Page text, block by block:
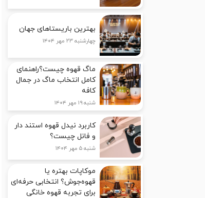
بهترین باریستاهای جهان
چهارشنبه ۲۳ مهر ۱۴۰۴
ماگ قهوه چیست؟راهنمای
کامل انتخاب ماگ در جمال
کافه
شنبه ۱۹ مهر ۱۴۰۴
کاربرد نیدل قهوه استند دار
و فانل چیست؟
شنبه ۵ مهر ۱۴۰۴
موکاپات بهتره یا
قهوه‌جوش؟ انتخابی حرفه‌ای
برای تجربه قهوه خانگی